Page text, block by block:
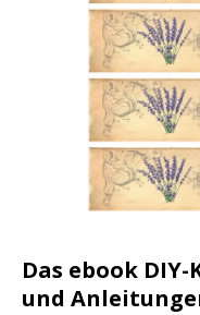
Das ebook
und